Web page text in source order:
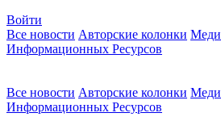
Войти
Все новости Авторские колонки
Информационных Ресурсов
Все новости Авторские колонки
Информационных Ресурсов